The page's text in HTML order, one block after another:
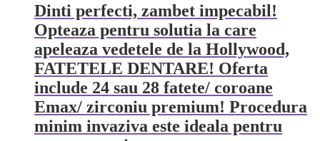
Dinti perfecti, zambet impecabil!
Opteaza pentru solutia la care
apeleaza vedetele de la Hollywood,
FATETELE DENTARE! Oferta
include 24 sau 28 fatete/ coroane
Emax/ zirconiu premium! Procedura
minim invaziva este ideala pentru